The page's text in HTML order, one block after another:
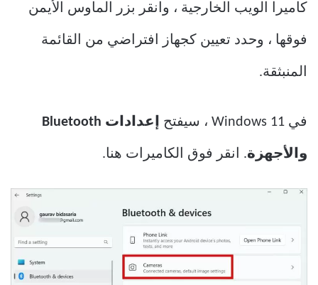
كاميرا الويب الخارجية ، وانقر بزر الماوس الأيمن
فوقها ، وحدد تعيين كجهاز افتراضي من القائمة
المنبثقة.
في Windows 11 ، سيفتح إعدادات Bluetooth
والأجهزة. انقر فوق الكاميرات هنا.